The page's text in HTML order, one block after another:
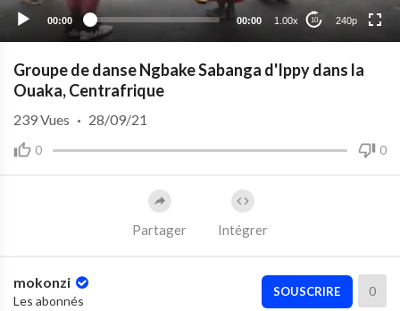
00:00 00:00 1.00x 10 240p
Groupe de danse Ngbake Sabanga d'Ippy dans la
Ouaka, Centrafrique
0 0
239Vues · 28/09/21
Partager Intégrer
mokonzi
Les abonnés
SOUSCRIRE 0